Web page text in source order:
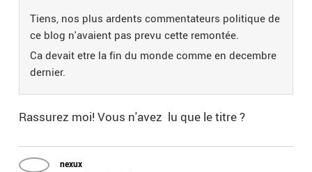
Tiens, nos plus ardents commentateurs politique de
ce blog n'avaient pas prevu cette remontée.
Ca devait etre la fin du monde comme en decembre
dernier.
Rassurez moi! Vous n'avez lu que le titre ?
nexux